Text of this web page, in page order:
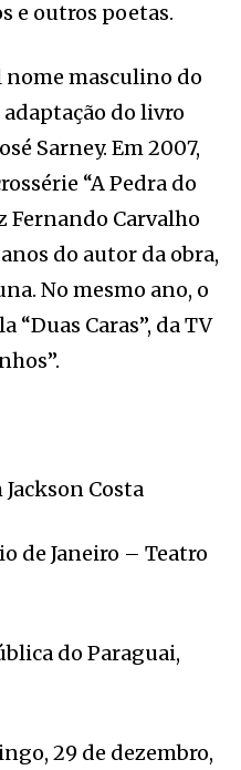
e outros poetas.
masculino do
adaptação do livro
Sarney. Em 2007,
“A Pedra do
Fernando Carvalho
do autor da obra,
No mesmo ano, o
Caras”, da TV
Jackson Costa
de Janeiro – Teatro
do Paraguai,
29 de dezembro,